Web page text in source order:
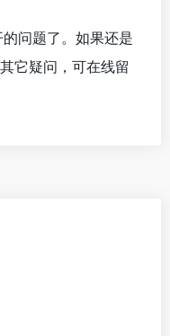
问题了。如果还是
它疑问，可在线留